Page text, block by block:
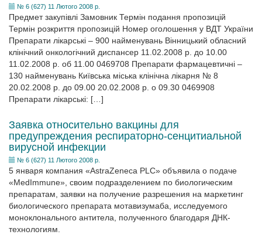
№ 6 (627) 11 Лютого 2008 р.
Предмет закупівлі Замовник Термін подання пропозицій
Термін розкриття пропозицій Номер оголошення у ВДТ України
Препарати лікарські – 900 найменувань Вінницький обласний
клінічний онкологічний диспансер 11.02.2008 р. до 10.00
11.02.2008 р. об 11.00 0469708 Препарати фармацевтичні –
130 найменувань Київська міська клінічна лікарня № 8
20.02.2008 р. до 09.00 20.02.2008 р. о 09.30 0469908
Препарати лікарські: […]
Заявка относительно вакцины для
предупреждения респираторно-сенцитиальной
вирусной инфекции
№ 6 (627) 11 Лютого 2008 р.
5 января компания «AstraZeneca PLC» объявила о подаче
«MedImmune», своим подразделением по биологическим
препаратам, заявки на получение разрешения на маркетинг
биологического препарата мотавизумаба, исследуемого
моноклонального антитела, полученного благодаря ДНК-
технологиям.